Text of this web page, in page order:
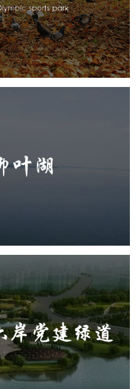
工智能
智慧公园
智能大数据平台
AR太极
测
岸党建绿道
能 智慧公园
智能步道
大数据平台